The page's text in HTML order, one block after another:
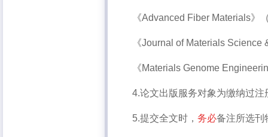
《Advanced Fiber Materials》
《Journal of Materials Science
《Materials Genome
4.论文出版服务对象为缴纳过
5.提交全文时， 务必备注所选刊